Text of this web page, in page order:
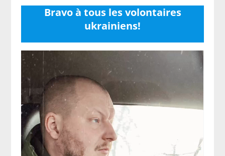
Bravo à tous les volontaires
ukrainiens!